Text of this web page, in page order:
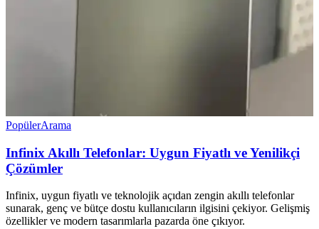
PopülerArama
Infinix Akıllı Telefonlar: Uygun Fiyatlı ve Yenilikçi
Çözümler
Infinix, uygun fiyatlı ve teknolojik açıdan zengin akıllı telefonlar
sunarak, genç ve bütçe dostu kullanıcıların ilgisini çekiyor. Gelişmiş
özellikler ve modern tasarımlarla pazarda öne çıkıyor.